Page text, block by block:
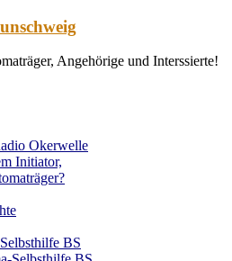
Angehörige und Interssierte!
Okerwelle
Initiator,
BS